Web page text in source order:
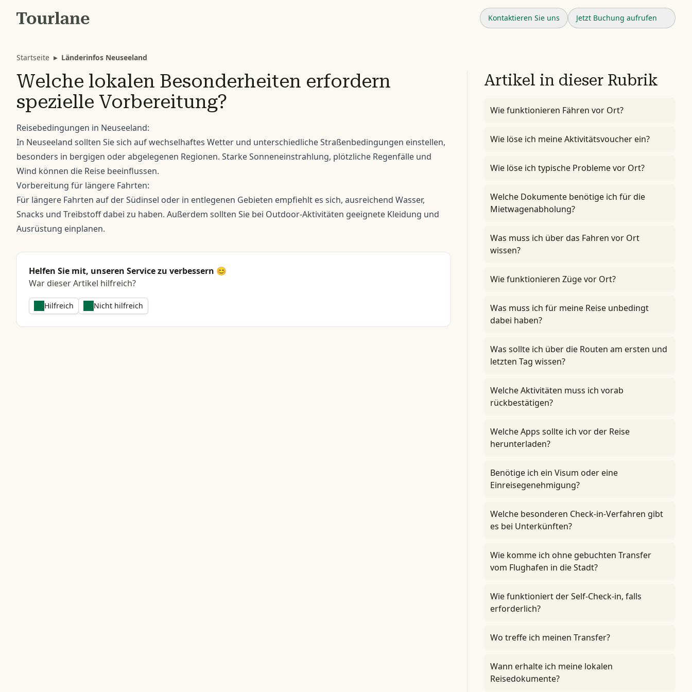
Kontaktieren Sie uns Jetzt Buchung aufrufen
Startseite ▸ Länderinfos Neuseeland
Welche lokalen Besonderheiten erfordern
spezielle Vorbereitung?
Reisebedingungen in Neuseeland:
In Neuseeland sollten Sie sich auf wechselhaftes Wetter und unterschiedliche Straßenbedingungen einstellen,
besonders in bergigen oder abgelegenen Regionen. Starke Sonneneinstrahlung, plötzliche Regenfälle und
Wind können die Reise beeinflussen.
Vorbereitung für längere Fahrten:
Für längere Fahrten auf der Südinsel oder in entlegenen Gebieten empfiehlt es sich, ausreichend Wasser,
Snacks und Treibstoff dabei zu haben. Außerdem sollten Sie bei Outdoor-Aktivitäten geeignete Kleidung und
Ausrüstung einplanen.
Helfen Sie mit, unseren Service zu verbessern 😊
War dieser Artikel hilfreich?
Hilfreich Nicht hilfreich
Artikel in dieser Rubrik
Wie funktionieren Fähren vor Ort?
Wie löse ich meine Aktivitätsvoucher ein?
Wie löse ich typische Probleme vor Ort?
Welche Dokumente benötige ich für die
Mietwagenabholung?
Was muss ich über das Fahren vor Ort
wissen?
Wie funktionieren Züge vor Ort?
Was muss ich für meine Reise unbedingt
dabei haben?
Was sollte ich über die Routen am ersten und
letzten Tag wissen?
Welche Aktivitäten muss ich vorab
rückbestätigen?
Welche Apps sollte ich vor der Reise
herunterladen?
Benötige ich ein Visum oder eine
Einreisegenehmigung?
Welche besonderen Check-in-Verfahren gibt
es bei Unterkünften?
Wie komme ich ohne gebuchten Transfer
vom Flughafen in die Stadt?
Wie funktioniert der Self-Check-in, falls
erforderlich?
Wo treffe ich meinen Transfer?
Wann erhalte ich meine lokalen
Reisedokumente?